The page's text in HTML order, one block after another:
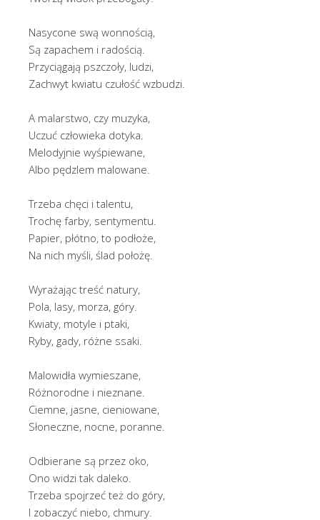
Nasycone swą wonnością,
Są zapachem i radością.
Przyciągają pszczoły, ludzi,
Zachwyt kwiatu czułość wzbudzi.
A malarstwo, czy muzyka,
Uczuć człowieka dotyka.
Melodyjnie wyśpiewane,
Albo pędzlem malowane.
Trzeba chęci i talentu,
Trochę farby, sentymentu.
Papier, płótno, to podłoże,
Na nich myśli, ślad położę.
Wyrażając treść natury,
Pola, lasy, morza, góry.
Kwiaty, motyle i ptaki,
Ryby, gady, różne ssaki.
Malowidła wymieszane,
Różnorodne i nieznane.
Ciemne, jasne, cieniowane,
Słoneczne, nocne, poranne.
Odbierane są przez oko,
Ono widzi tak daleko.
Trzeba spojrzeć też do góry,
I zobaczyć niebo, chmury.